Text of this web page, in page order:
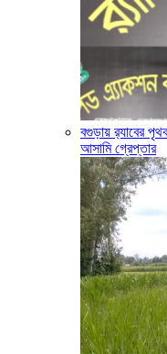
বগুড়ায় র‍্যাবের
আসামি গ্রেপ্তার